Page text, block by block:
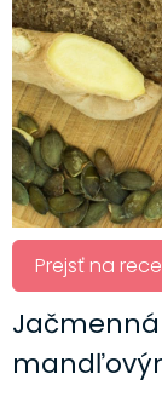
Prejsť na